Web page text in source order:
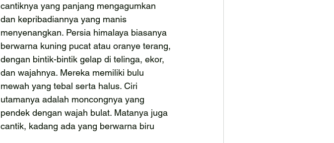
cantiknya yang panjang mengagumkan
dan kepribadiannya yang manis
menyenangkan. Persia himalaya biasanya
berwarna kuning pucat atau oranye terang,
dengan bintik-bintik gelap di telinga, ekor,
dan wajahnya. Mereka memiliki bulu
mewah yang tebal serta halus. Ciri
utamanya adalah moncongnya yang
pendek dengan wajah bulat. Matanya juga
cantik, kadang ada yang berwarna biru